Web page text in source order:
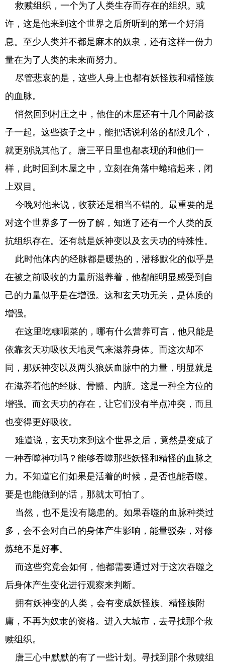
救赎组织，一个为了人类生存而存在的组织。或
许，这是他来到这个世界之后所听到的第一个好消
息。至少人类并不都是麻木的奴隶，还有这样一份力
量在为了人类的未来而努力。
尽管悲哀的是，这些人身上也都有妖怪族和精怪族
的血脉。
悄然回到村庄之中，他住的木屋还有十几个同龄孩
子一起。这些孩子之中，能把话说利落的都没几个，
就更别说其他了。唐三平日里也都表现的和他们一
样，此时回到木屋之中，立刻在角落中蜷缩起来，闭
上双目。
今晚对他来说，收获还是相当不错的。最重要的是
对这个世界多了一份了解，知道了还有一个人类的反
抗组织存在。还有就是妖神变以及玄天功的特殊性。
此时他体内的经脉都是暖热的，潜移默化的似乎是
在被之前吸收的力量所滋养着，他都能明显感受到自
己的力量似乎是在增强。这和玄天功无关，是体质的
增强。
在这里吃糠咽菜的，哪有什么营养可言，他只能是
依靠玄天功吸收天地灵气来滋养身体。而这次却不
同，那妖神变以及两头狼妖血脉中的力量，明显就是
在滋养着他的经脉、骨骼、内脏。这是一种全方位的
增强。而玄天功的存在，让它们没有半点冲突，而且
也变得更好吸收。
难道说，玄天功来到这个世界之后，竟然是变成了
一种吞噬神功吗？能够吞噬那些妖怪和精怪的血脉之
力。不知道它们如果是活着的时候，是否也能吞噬。
要是也能做到的话，那就太可怕了。
当然，也不是没有隐患的。如果吞噬的血脉种类过
多，会不会对自己的身体产生影响，能量驳杂，对修
炼绝不是好事。
而这些究竟会如何，他都需要通过对于这次吞噬之
后身体产生变化进行观察来判断。
拥有妖神变的人类，会有变成妖怪族、精怪族附
庸，不再为奴隶的资格。进入大城市，去寻找那个救
赎组织。
唐三心中默默的有了一些计划。寻找到那个救赎组